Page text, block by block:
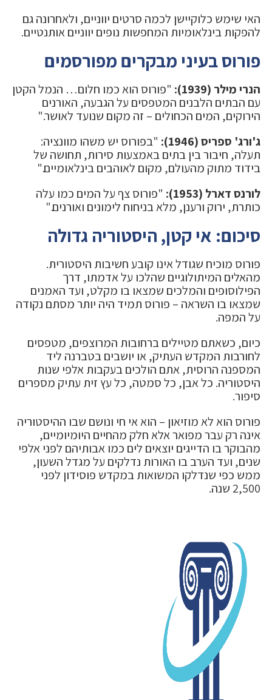
האי שימש כלוקיישן לכמה סרטים יווניים, ולאחרונה גם
להפקות בינלאומיות המחפשות נופים יווניים אותנטיים.
פורוס בעיני מבקרים מפורסמים
הנרי מילר (1939):
"פורוס הוא כמו חלום… הנמל הקטן
עם הבתים הלבנים המטפסים על הגבעה, האורנים
הירוקים, המים הכחולים – זה מקום שנועד לאושר."
ג'ורג' ספריס (1946):
"בפורוס יש משהו מוונציה:
תעלה, חיבור בין בתים באמצעות סירות, תחושה של
בידוד מתוק מהעולם, מקום לאוהבים בינלאומיים."
לורנס דארל (1953):
"פורוס צף על המים כמו עלה
כותרת, ירוק ורענן, מלא בניחוח לימונים ואורנים."
סיכום: אי קטן, היסטוריה גדולה
פורוס מוכיח שגודל אינו קובע חשיבות היסטורית.
מהאלים המיתולוגיים שהלכו על אדמתו, דרך
הפילוסופים והמלכים שמצאו בו מקלט, ועד האמנים
שמצאו בו השראה – פורוס תמיד היה יותר מסתם נקודה
על המפה.
כיום, כשאתם מטיילים ברחובות המרוצפים, מטפסים
לחורבות המקדש העתיק, או יושבים בטברנה ליד
המספנה הרוסית, אתם הולכים בעקבות אלפי שנות
היסטוריה. כל אבן, כל סמטה, כל עץ זית עתיק מספרים
סיפור.
פורוס הוא לא מוזיאון – הוא אי חי ונושם שבו ההיסטוריה
אינה רק עבר מפואר אלא חלק מהחיים היומיומיים,
מהבוקר בו הדייגים יוצאים לים כמו אבותיהם לפני אלפי
שנים, ועד הערב בו האורות נדלקים על מגדל השעון,
ממש כפי שנדלקו המשואות במקדש פוסידון לפני
2,500 שנה.